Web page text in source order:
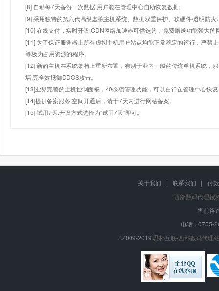
[8] 自动每7天备份一次数据,用户能在管理中心自助恢复数据;
[9] 采用独特的第六代高级虚拟主机系统、数据双重保护、软硬件/透明防火
[10] 在线支付，实时开设,CDN网络加速器可供选购，免费赠送功能强大
[11] 为了保证服务器上所有虚拟主机用户站点均能正常稳定的运行，严禁
等极为占用资源的程序。
[12] 新的主机在系统架构上重新布置，有别于业内一般的传统单机系统，
墙,完全效抵御DDOS攻击。
[13]业界完善的主机控制面板，40余项管理功能，可以自行在管理中心恢
[14]提供备案服务,空间开通后，请于7天内进行网站备案。
[15] 试用7天.开设方式选择为"试用7天"即可。
关于我们 | 联系我们 |
付
西部数码代理授
售前咨
电话：0755-
©2009-2019 思朴互联-西部数码代理站